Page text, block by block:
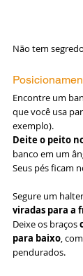
Não tem
Encontre um
que você usa
exemplo).
Deite o peito
banco em um
Seus pés ficam
Segure um
viradas para a
Deixe os braços
para baixo,
pendurados.